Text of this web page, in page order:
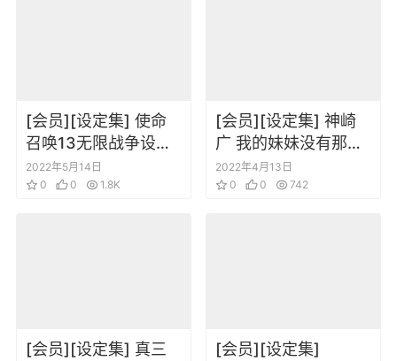
[会员][设定集] 使命
召唤13无限战争设定
集 Call Of Duty
Infinite Warfare
2022年5月14日
0
0 1.8K
[会员][设定集] 神崎
广 我的妹妹没有那么
可爱动画角色设定集
2022年4月13日
0
0 742
[会员][设定集] 真三
[会员][设定集]